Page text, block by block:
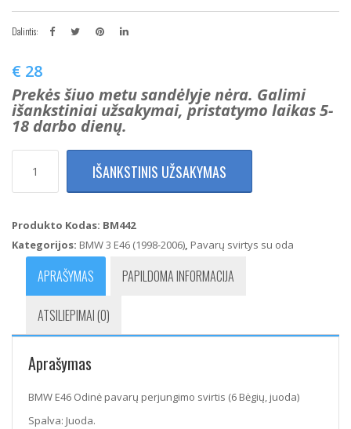
Dalintis:
€ 28
Prekės šiuo metu sandėlyje nėra. Galimi
išankstiniai užsakymai, pristatymo laikas 5-
18 darbo dienų.
kiekis:
Odinė
perjungimo
Bėgių,
juoda)
IŠANKSTINIS UŽSAKYMAS
Produkto Kodas: BM442
Kategorijos: BMW 3 E46 (1998-2006), Pavarų svirtys su oda
APRAŠYMAS PAPILDOMA INFORMACIJA
ATSILIEPIMAI (0)
Aprašymas
BMW E46 Odinė pavarų perjungimo svirtis (6 Bėgių, juoda)
Spalva: Juoda.